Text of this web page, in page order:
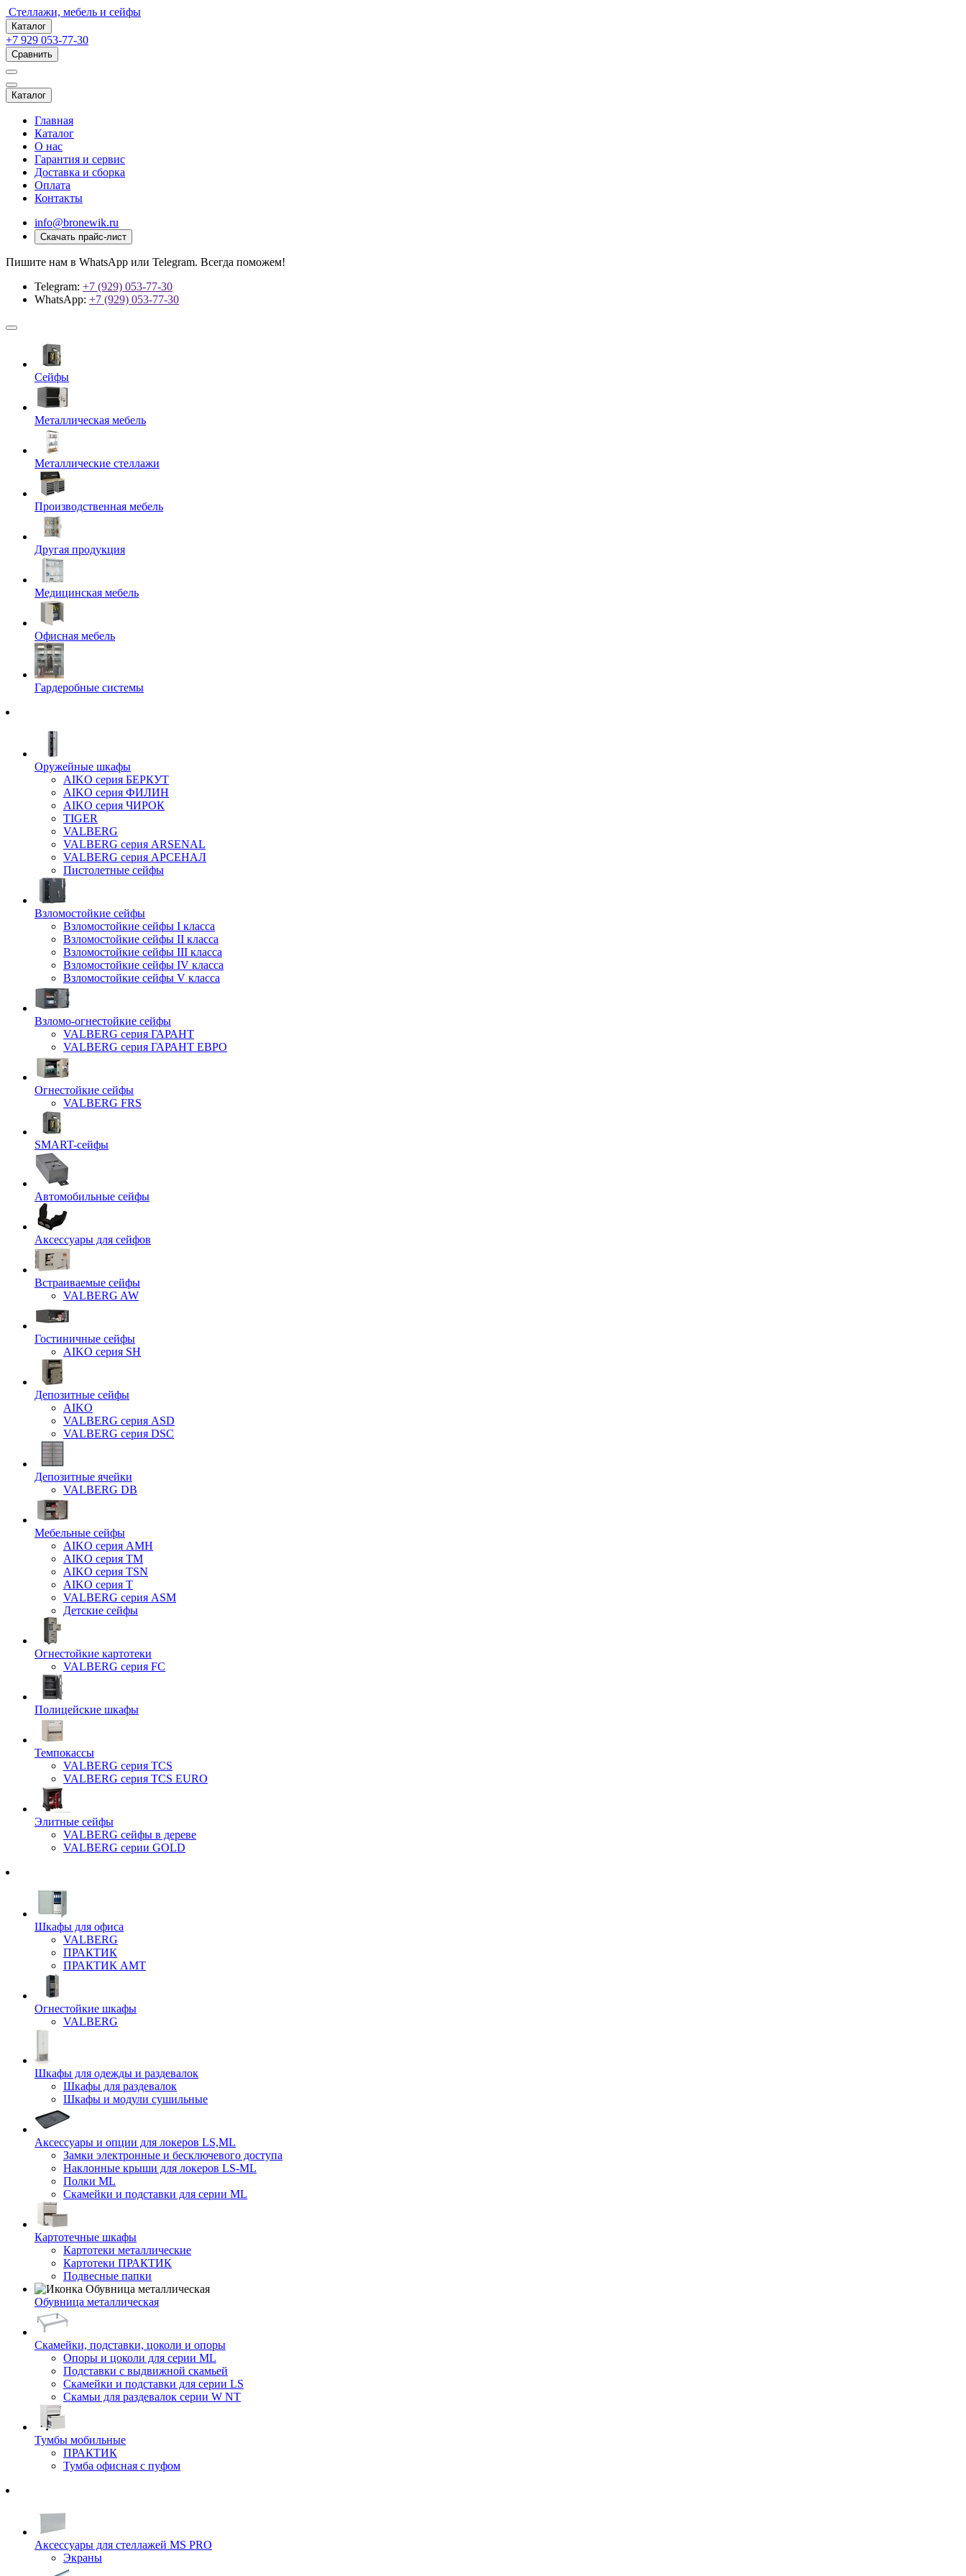
Стеллажи, мебель и сейфы
Каталог
+7 929 053-77-30
Сравнить
Каталог
Главная
Каталог
О нас
Гарантия и сервис
Доставка и сборка
Оплата
Контакты
info@bronewik.ru
Скачать прайс-лист
Пишите нам в WhatsApp или Telegram. Всегда поможем!
Telegram: +7 (929) 053-77-30
WhatsApp: +7 (929) 053-77-30
Сейфы
Металлическая мебель
Металлические стеллажи
Производственная мебель
Другая продукция
Медицинская мебель
Офисная мебель
Гардеробные системы
Оружейные шкафы
AIKO серия БЕРКУТ
AIKO серия ФИЛИН
AIKO серия ЧИРОК
TIGER
VALBERG
VALBERG серия ARSENAL
VALBERG серия АРСЕНАЛ
Пистолетные сейфы
Взломостойкие сейфы
Взломостойкие сейфы I класса
Взломостойкие сейфы II класса
Взломостойкие сейфы III класса
Взломостойкие сейфы IV класса
Взломостойкие сейфы V класса
Взломо-огнестойкие сейфы
VALBERG серия ГАРАНТ
VALBERG серия ГАРАНТ ЕВРО
Огнестойкие сейфы
VALBERG FRS
SMART-сейфы
Автомобильные сейфы
Аксессуары для сейфов
Встраиваемые сейфы
VALBERG AW
Гостиничные сейфы
AIKO серия SH
Депозитные сейфы
AIKO
VALBERG серия ASD
VALBERG серия DSC
Депозитные ячейки
VALBERG DB
Мебельные сейфы
AIKO серия AMH
AIKO серия TM
AIKO серия TSN
AIKO серия Т
VALBERG серия ASM
Детские сейфы
Огнестойкие картотеки
VALBERG серия FC
Полицейские шкафы
Темпокассы
VALBERG серия TCS
VALBERG серия TCS EURO
Элитные сейфы
VALBERG сейфы в дереве
VALBERG серии GOLD
Шкафы для офиса
VALBERG
ПРАКТИК
ПРАКТИК AMT
Огнестойкие шкафы
VALBERG
Шкафы для одежды и раздевалок
Шкафы для раздевалок
Шкафы и модули сушильные
Аксессуары и опции для локеров LS,ML
Замки электронные и бесключевого доступа
Наклонные крыши для локеров LS-ML
Полки ML
Скамейки и подставки для серии ML
Картотечные шкафы
Картотеки металлические
Картотеки ПРАКТИК
Подвесные папки
Обувница металлическая
Скамейки, подставки, цоколи и опоры
Опоры и цоколи для серии ML
Подставки с выдвижной скамьей
Скамейки и подставки для серии LS
Скамьи для раздевалок серии W NT
Тумбы мобильные
ПРАКТИК
Тумба офисная с пуфом
Аксессуары для стеллажей MS PRO
Экраны